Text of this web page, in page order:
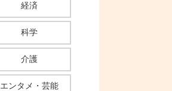
経済
科学
介護
エンタメ・芸能